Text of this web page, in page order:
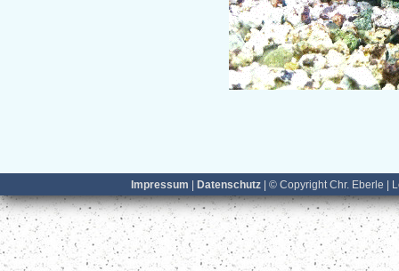
Impressum Datenschutz | © Copyright Chr. Eberle |